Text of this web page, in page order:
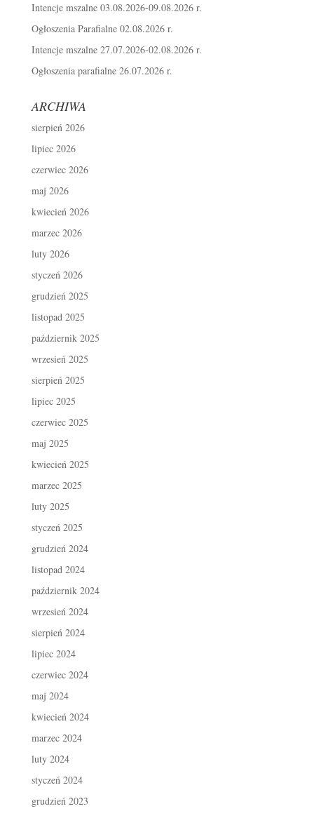
Intencje mszalne 03.08.2026-09.08.2026 r.
Ogłoszenia Parafialne 02.08.2026 r.
Intencje mszalne 27.07.2026-02.08.2026 r.
Ogłoszenia parafialne 26.07.2026 r.
ARCHIWA
sierpień 2026
lipiec 2026
czerwiec 2026
maj 2026
kwiecień 2026
marzec 2026
luty 2026
styczeń 2026
grudzień 2025
listopad 2025
październik 2025
wrzesień 2025
sierpień 2025
lipiec 2025
czerwiec 2025
maj 2025
kwiecień 2025
marzec 2025
luty 2025
styczeń 2025
grudzień 2024
listopad 2024
październik 2024
wrzesień 2024
sierpień 2024
lipiec 2024
czerwiec 2024
maj 2024
kwiecień 2024
marzec 2024
luty 2024
styczeń 2024
grudzień 2023